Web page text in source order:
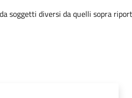
soggetti diversi da quelli sopra